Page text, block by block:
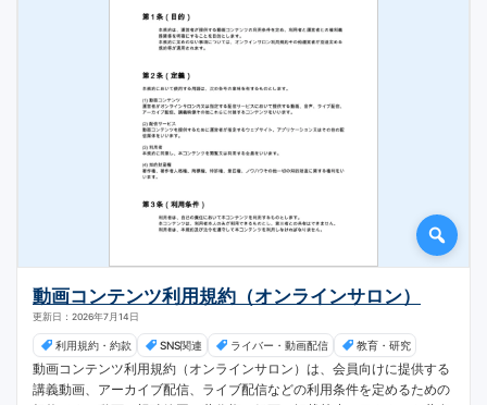
動画コンテンツ利用規約（オンラインサロン）
更新日：2026年7月14日
利用規約・約款 SNS関連 ライバー・動画配信 教育・研究
動画コンテンツ利用規約（オンラインサロン）は、会員向けに提供する
講義動画、アーカイブ配信、ライブ配信などの利用条件を定めるための